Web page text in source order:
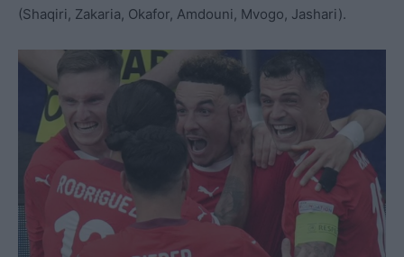
(Shaqiri, Zakaria, Okafor, Amdouni, Mvogo, Jashari).